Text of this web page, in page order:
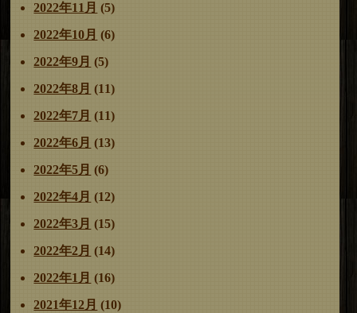
2022年11月 (5)
2022年10月 (6)
2022年9月 (5)
2022年8月 (11)
2022年7月 (11)
2022年6月 (13)
2022年5月 (6)
2022年4月 (12)
2022年3月 (15)
2022年2月 (14)
2022年1月 (16)
2021年12月 (10)